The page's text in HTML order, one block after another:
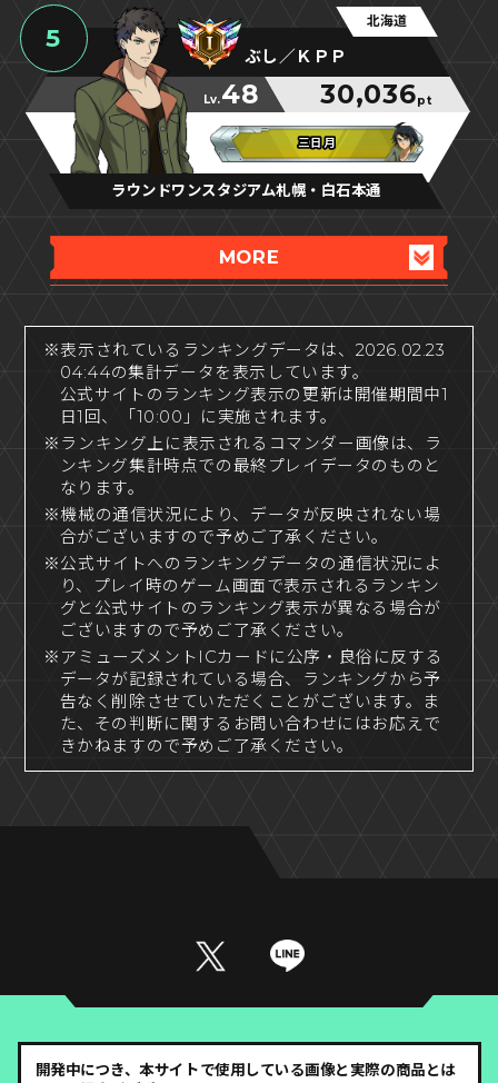
5
北海道
ぶし／ＫＰＰ
Lv.48 30,036pt
三日月
三日月
三日月
ラウンドワンスタジアム札幌・白石本通
MORE
※表示されているランキングデータは、2026.02.23
04:44の集計データを表示しています。
公式サイトのランキング表示の更新は開催期間中1
日1回、「10:00」に実施されます。
※ランキング上に表示されるコマンダー画像は、ラ
ンキング集計時点での最終プレイデータのものと
なります。
※機械の通信状況により、データが反映されない場
合がございますので予めご了承ください。
※公式サイトへのランキングデータの通信状況によ
り、プレイ時のゲーム画面で表示されるランキン
グと公式サイトのランキング表示が異なる場合が
ございますので予めご了承ください。
※アミューズメントICカードに公序・良俗に反する
データが記録されている場合、ランキングから予
告なく削除させていただくことがございます。ま
た、その判断に関するお問い合わせにはお応えで
きかねますので予めご了承ください。
開発中につき、本サイトで使用している画像と実際の商品とは